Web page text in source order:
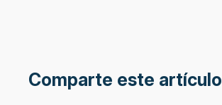
Comparte este artículo